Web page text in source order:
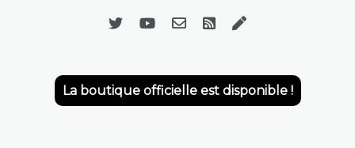
La boutique officielle est disponible !